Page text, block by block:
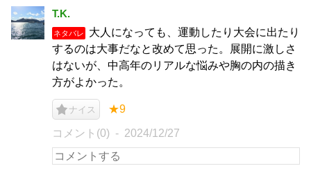
T.K.
ネタバレ
大人になっても、運動したり大会に出たり
するのは大事だなと改めて思った。展開に激しさ
はないが、中高年のリアルな悩みや胸の内の描き
方がよかった。
ナイス ★9
コメント(0) 2024/12/27